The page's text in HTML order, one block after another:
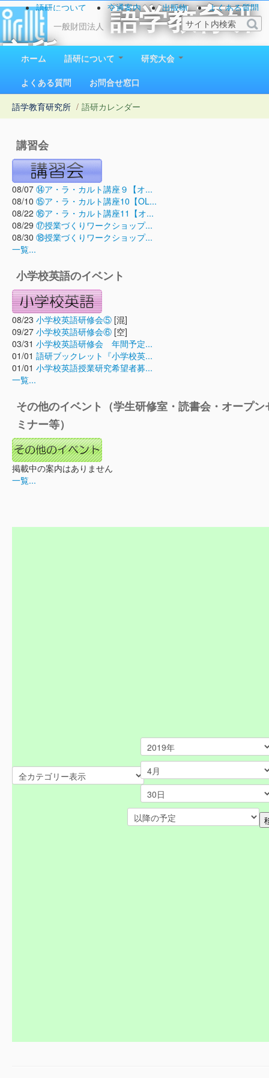
一般財団法人
語学教育研
究所
1923（大正12）年創立
語研について 交通案内 出版物
よくある質問
お問い合わせ
ホーム 語研について
研究大会
よくある質問
お問合せ窓口
語学教育研究所 / 語研カレンダー
講習会
08/07 ⑭ア・ラ・カルト講座９【オ...
08/10 ⑮ア・ラ・カルト講座10【OL...
08/22 ⑯ア・ラ・カルト講座11【オ...
08/29 ⑰授業づくりワークショップ...
08/30 ⑱授業づくりワークショップ...
一覧...
小学校英語のイベント
08/23 小学校英語研修会⑤ [混]
09/27 小学校英語研修会⑥ [空]
03/31 小学校英語研修会 年間予定...
01/01 語研ブックレット『小学校英...
01/01 小学校英語授業研究希望者募...
一覧...
その他のイベント（学生研修室・読書会・オープン
ミナー等）
掲載中の案内はありません
一覧...